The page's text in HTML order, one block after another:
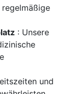
: Unsere
und